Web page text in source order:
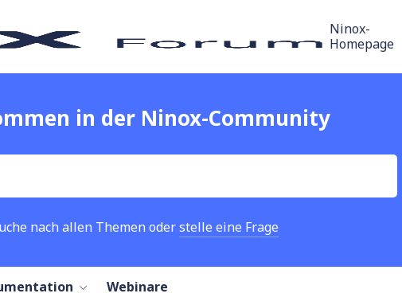
Ninox-
Homepage
in der Ninox-Community
nach allen Themen oderstelle eine Frage
Webinare